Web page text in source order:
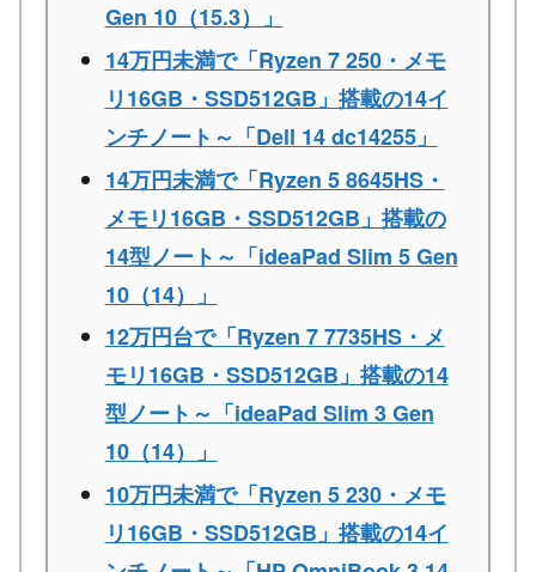
Gen 10（15.3）」
14万円未満で「Ryzen 7 250・メモ
リ16GB・SSD512GB」搭載の14イ
ンチノート～「Dell 14 dc14255」
14万円未満で「Ryzen 5 8645HS・
メモリ16GB・SSD512GB」搭載の
14型ノート～「ideaPad Slim 5 Gen
10（14）」
12万円台で「Ryzen 7 7735HS・メ
モリ16GB・SSD512GB」搭載の14
型ノート～「ideaPad Slim 3 Gen
10（14）」
10万円未満で「Ryzen 5 230・メモ
リ16GB・SSD512GB」搭載の14イ